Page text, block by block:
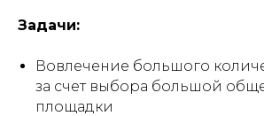
Задачи:
Вовлечение большого
за счет выбора большой
площадки